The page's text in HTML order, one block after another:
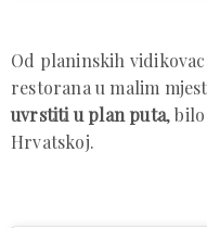
Od planinskih
restorana u malim
uvrstiti u plan puta,
Hrvatskoj.